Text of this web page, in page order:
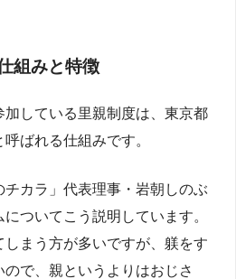
組みと特徴
している里親制度は、東京都
ばれる仕組みです。
カラ」代表理事・岩朝しのぶ
ついてこう説明しています。
しまう方が多いですが、躾をす
で、親というよりはおじさ